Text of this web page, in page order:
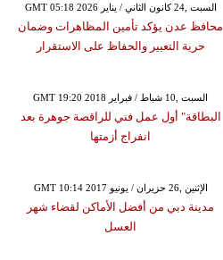
GMT 05:18 2026 السبت ,24 كانون الثاني / يناير
محافظ عدن يؤكد تأمين المظاهرات وضمان
حرية التعبير والحفاظ على الاستقرار
GMT 19:20 2018 السبت ,10 شباط / فبراير
البطاقة" أول عمل فني للراقصة جوهرة بعد
انفراج أزمتها
GMT 10:14 2017 الإثنين ,26 حزيران / يونيو
مدينة دبي من أفضل الأماكن لقضاء شهر
العسل